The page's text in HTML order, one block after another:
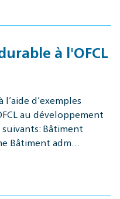
à l'OFCL
d’exemples
au développement
Bâtiment
Bâtiment adm…